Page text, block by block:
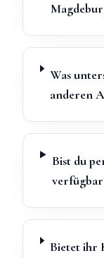
Was
anderen
Bist du
Bietet ihr